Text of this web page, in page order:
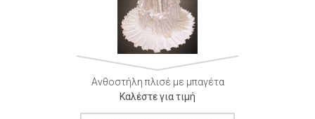
Ανθοστήλη πλισέ με μπαγέτα
Καλέστε για τιμή